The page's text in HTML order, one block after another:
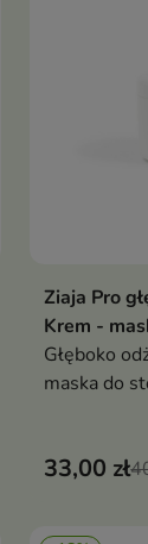

Ziaja Pro
Krem -
Głęboko
maska do
33,00 zł